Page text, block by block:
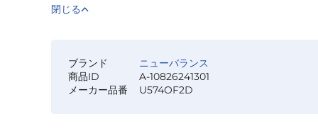
閉じる
ブランド
ニューバランス
商品ID
A-10826241301
メーカー品番
U574OF2D